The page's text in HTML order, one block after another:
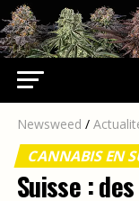
Newsweed /
CANNABIS EN
Suisse :